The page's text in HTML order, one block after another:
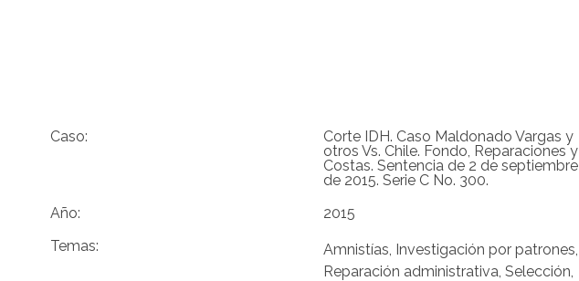
Caso:
Corte IDH. Caso Maldonado Vargas y
otros Vs. Chile. Fondo, Reparaciones y
Costas. Sentencia de 2 de septiembre
de 2015. Serie C No. 300.
Año:
2015
Temas:
Amnistías Investigación por patrones
Reparación administrativa Selección